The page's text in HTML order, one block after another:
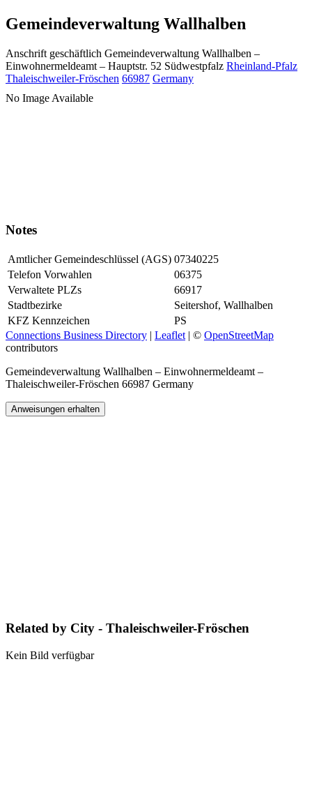
Gemeindeverwaltung Wallhalben
Anschrift geschäftlich Gemeindeverwaltung Wallhalben –
Einwohnermeldeamt – Hauptstr. 52 Südwestpfalz Rheinland-Pfalz
Thaleischweiler-Fröschen 66987 Germany
No Image Available
Notes
Amtlicher Gemeindeschlüssel (AGS) 07340225
Telefon Vorwahlen
06375
Verwaltete PLZs
66917
Stadtbezirke
Seitershof, Wallhalben
KFZ Kennzeichen
PS
Connections Business Directory | Leaflet | © OpenStreetMap
contributors
Gemeindeverwaltung Wallhalben – Einwohnermeldeamt –
Thaleischweiler-Fröschen 66987 Germany
Anweisungen erhalten
Related by City - Thaleischweiler-Fröschen
Kein Bild verfügbar